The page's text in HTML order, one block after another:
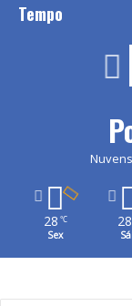
Tempo
28 ℃
Sex
28